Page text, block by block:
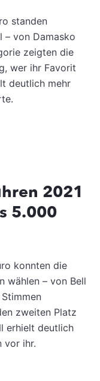
standen
– von Damasko
zeigten die
wer ihr Favorit
deutlich mehr
2021
5.000
konnten die
wählen – von Bell
zweiten Platz
erhielt deutlich
vor ihr.